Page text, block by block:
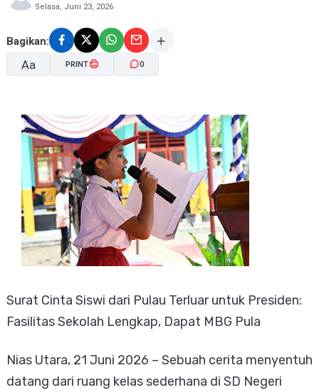
Selasa, Juni 23, 2026
Bagikan:
Aa
A- A+
PRINT 0
Surat Cinta Siswi dari Pulau Terluar untuk Presiden:
Fasilitas Sekolah Lengkap, Dapat MBG Pula
Nias Utara, 21 Juni 2026 – Sebuah cerita menyentuh
datang dari ruang kelas sederhana di SD Negeri